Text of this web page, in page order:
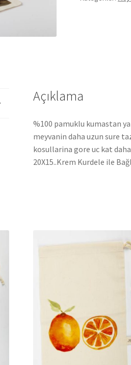
Açıklama
%100 pamuklu kumastan
meyvanin daha uzun sure
kosullarina gore uc kat
20X15..Krem Kurdele ile